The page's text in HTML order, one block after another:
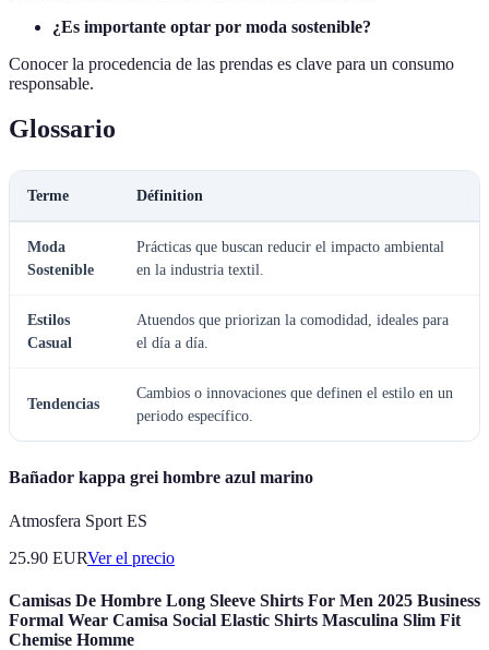
¿Es importante optar por moda sostenible?
Conocer la procedencia de las prendas es clave para un consumo
responsable.
Glossario
Terme Définition
Moda
Sostenible
Prácticas que buscan reducir el impacto ambiental
en la industria textil.
Estilos
Casual
Atuendos que priorizan la comodidad, ideales para
el día a día.
Tendencias
Cambios o innovaciones que definen el estilo en un
periodo específico.
Bañador kappa grei hombre azul marino
Atmosfera Sport ES
25.90 EURVer el precio
Camisas De Hombre Long Sleeve Shirts For Men 2025 Business
Formal Wear Camisa Social Elastic Shirts Masculina Slim Fit
Chemise Homme